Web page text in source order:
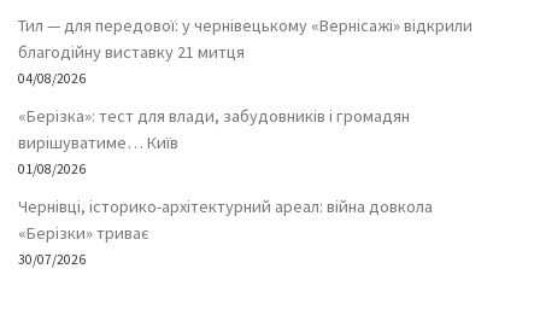
Тил — для передової: у чернівецькому «Вернісажі» відкрили
благодійну виставку 21 митця
04/08/2026
«Берізка»: тест для влади, забудовників і громадян
вирішуватиме… Київ
01/08/2026
Чернівці, історико-архітектурний ареал: війна довкола
«Берізки» триває
30/07/2026